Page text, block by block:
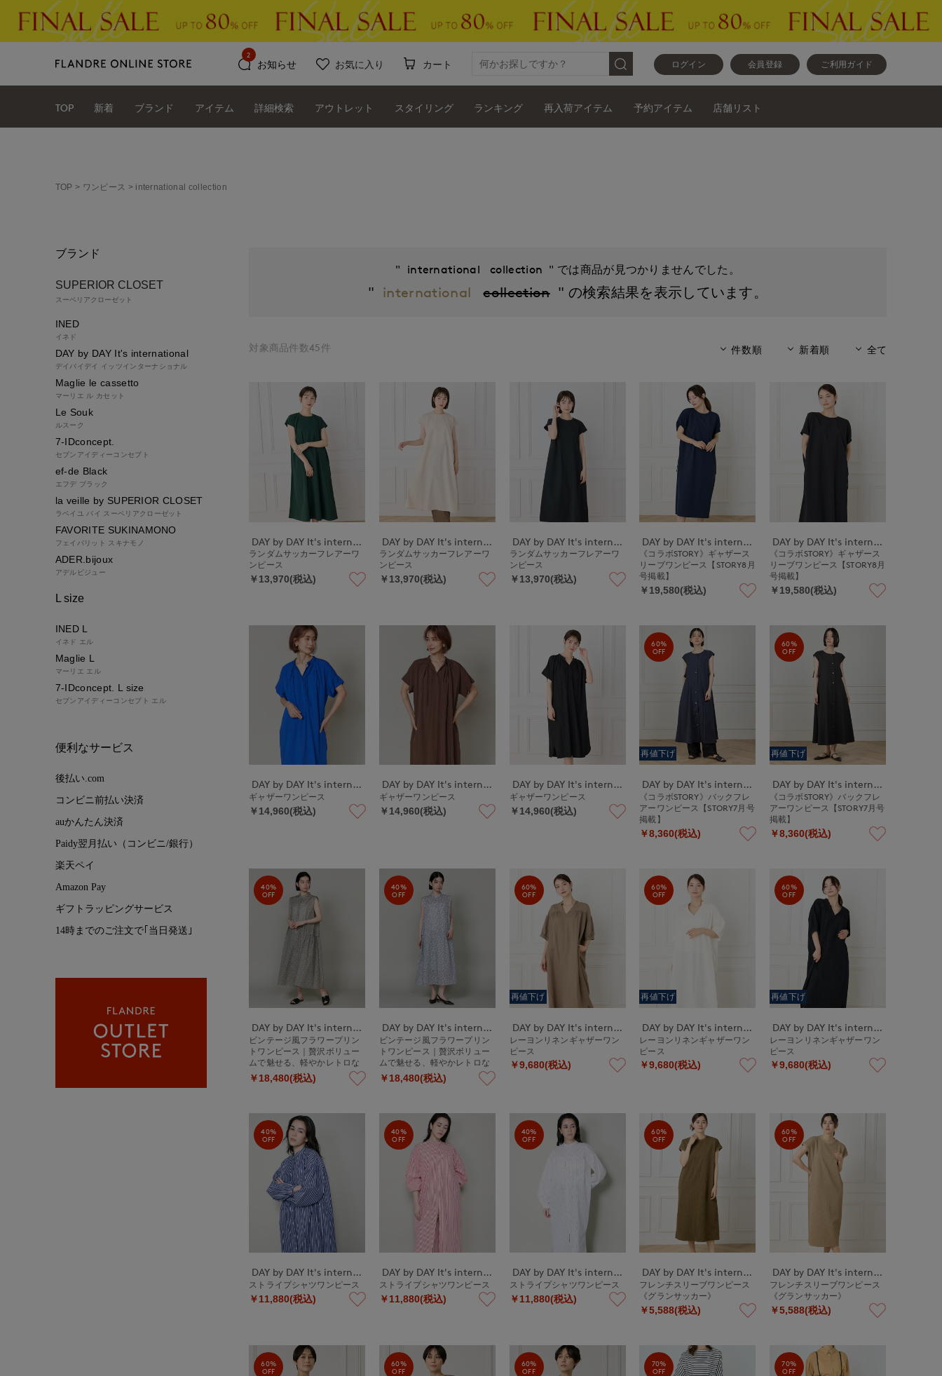
ログイン 会員登録 ご利用ガイド
お知らせ
2
お気に入り カート
TOP 新着 ブランド アイテム 詳細検索 アウトレット スタイリング ランキング 再入荷アイテム 予約アイテム 店舗リスト
TOP ワンピース international collection
international collection
international collection
件数順 新着順 全て
対象商品件数45件
DAY by DAY It's international
ランダムサッカーフレアーワ
ンピース
￥13,970(税込)
DAY by DAY It's international
ランダムサッカーフレアーワ
ンピース
￥13,970(税込)
DAY by DAY It's international
ランダムサッカーフレアーワ
ンピース
￥13,970(税込)
DAY by DAY It's international
《コラボSTORY》ギャザース
リーブワンピース【STORY8月
号掲載】
￥19,580(税込)
DAY by DAY It's international
《コラボSTORY》ギャザース
リーブワンピース【STORY8月
号掲載】
￥19,580(税込)
DAY by DAY It's international
ギャザーワンピース
￥14,960(税込)
DAY by DAY It's international
ギャザーワンピース
￥14,960(税込)
DAY by DAY It's international
ギャザーワンピース
￥14,960(税込)
60%
OFF
再値下げ
DAY by DAY It's international
《コラボSTORY》バックフレ
アーワンピース【STORY7月号
掲載】
￥8,360(税込)
60%
OFF
再値下げ
DAY by DAY It's international
《コラボSTORY》バックフレ
アーワンピース【STORY7月号
掲載】
￥8,360(税込)
40%
OFF
DAY by DAY It's international
ビンテージ風フラワープリン
トワンピース｜贅沢ボリュー
ムで魅せる、軽やかレトロな
綿ワンピ
￥18,480(税込)
40%
OFF
DAY by DAY It's international
ビンテージ風フラワープリン
トワンピース｜贅沢ボリュー
ムで魅せる、軽やかレトロな
綿ワンピ
￥18,480(税込)
60%
OFF
再値下げ
DAY by DAY It's international
レーヨンリネンギャザーワン
ピース
￥9,680(税込)
60%
OFF
再値下げ
DAY by DAY It's international
レーヨンリネンギャザーワン
ピース
￥9,680(税込)
60%
OFF
再値下げ
DAY by DAY It's international
レーヨンリネンギャザーワン
ピース
￥9,680(税込)
40%
OFF
DAY by DAY It's international
ストライプシャツワンピース
￥11,880(税込)
40%
OFF
DAY by DAY It's international
ストライプシャツワンピース
￥11,880(税込)
40%
OFF
DAY by DAY It's international
ストライプシャツワンピース
￥11,880(税込)
60%
OFF
DAY by DAY It's international
フレンチスリーブワンピース
《グランサッカー》
￥5,588(税込)
60%
OFF
DAY by DAY It's international
フレンチスリーブワンピース
《グランサッカー》
￥5,588(税込)
60%
OFF
60%
OFF
60%
OFF
70%
OFF
70%
OFF
ブランド
SUPERIOR CLOSET
スーペリアクローゼット
INED
イネド
DAY by DAY It's international
デイバイデイ イッツインターナショナル
Maglie le cassetto
マーリエ ル カセット
Le Souk
ルスーク
7-IDconcept.
セブンアイディーコンセプト
ef-de Black
エフデ ブラック
la veille by SUPERIOR CLOSET
ラベイユ バイ スーペリアクローゼット
FAVORITE SUKINAMONO
フェイバリット スキナモノ
ADER.bijoux
アデルビジュー
L size
INED L
イネド エル
Maglie L
マーリエ エル
7-IDconcept. L size
セブンアイディーコンセプト エル
便利なサービス
後払い.com
コンビニ前払い決済
auかんたん決済
Paidy翌月払い（コンビニ/銀行）
楽天ペイ
Amazon Pay
ギフトラッピングサービス
14時までのご注文で｢当日発送｣